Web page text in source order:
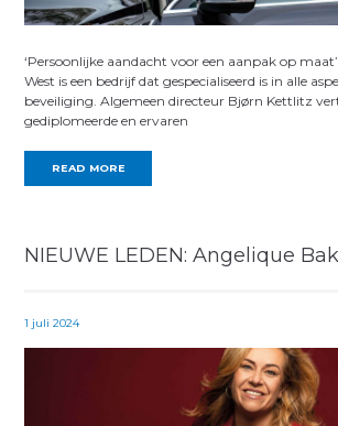
‘Persoonlijke aandacht voor een aanpak op
West is een bedrijf dat gespecialiseerd is in alle
beveiliging. Algemeen directeur Bjørn Kettlitz
gediplomeerde en ervaren
READ MORE
NIEUWE LEDEN: Angelique
1 juli 2024